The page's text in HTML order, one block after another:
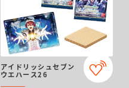
アイドリッシュセブン
ウエハース26